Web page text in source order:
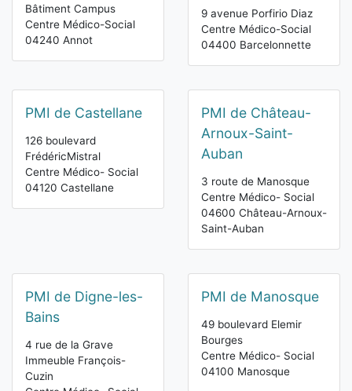
Bâtiment Campus
Centre Médico-Social
04240 Annot
9 avenue Porfirio Diaz
Centre Médico-Social
04400 Barcelonnette
PMI de Castellane
126 boulevard
FrédéricMistral
Centre Médico- Social
04120 Castellane
PMI de Château-
Arnoux-Saint-
Auban
3 route de Manosque
Centre Médico- Social
04600 Château-Arnoux-
Saint-Auban
PMI de Digne-les-
Bains
4 rue de la Grave
Immeuble François-
Cuzin
PMI de Manosque
49 boulevard Elemir
Bourges
Centre Médico- Social
04100 Manosque